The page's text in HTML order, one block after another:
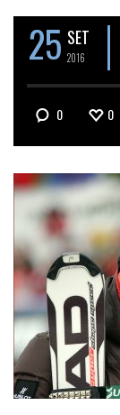
25 SET
2016
0 0